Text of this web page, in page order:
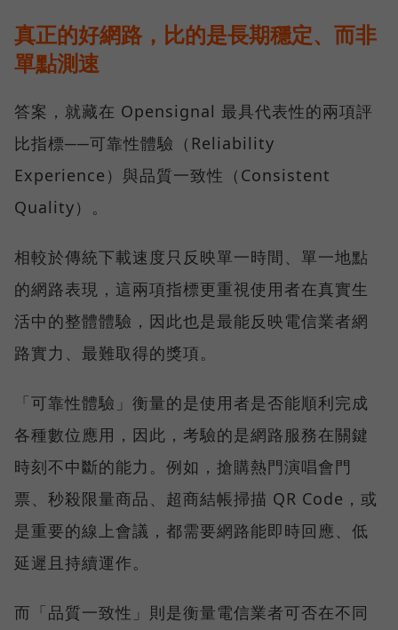
真正的好網路，比的是長期穩定、而非
單點測速
答案，就藏在 Opensignal 最具代表性的兩項評
比指標──可靠性體驗（Reliability
Experience）與品質一致性（Consistent
Quality）。
相較於傳統下載速度只反映單一時間、單一地點
的網路表現，這兩項指標更重視使用者在真實生
活中的整體體驗，因此也是最能反映電信業者網
路實力、最難取得的獎項。
「可靠性體驗」衡量的是使用者是否能順利完成
各種數位應用，因此，考驗的是網路服務在關鍵
時刻不中斷的能力。例如，搶購熱門演唱會門
票、秒殺限量商品、超商結帳掃描 QR Code，或
是重要的線上會議，都需要網路能即時回應、低
延遲且持續運作。
而「品質一致性」則是衡量電信業者可否在不同